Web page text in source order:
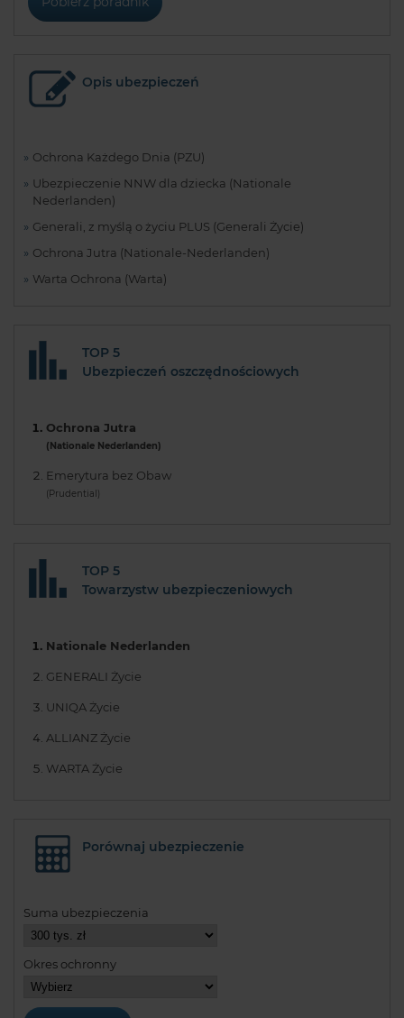
Opis ubezpieczeń
Ochrona Każdego Dnia (PZU)
Ubezpieczenie NNW dla dziecka (Nationale
Nederlanden)
Generali, z myślą o życiu PLUS (Generali Życie)
Ochrona Jutra (Nationale-Nederlanden)
Warta Ochrona (Warta)
TOP 5
Ubezpieczeń oszczędnościowych
Ochrona Jutra
(Nationale Nederlanden)
Emerytura bez Obaw
(Prudential)
TOP 5
Towarzystw ubezpieczeniowych
Nationale Nederlanden
GENERALI Życie
UNIQA Życie
ALLIANZ Życie
WARTA Życie
Porównaj ubezpieczenie
Suma ubezpieczenia
Okres ochronny